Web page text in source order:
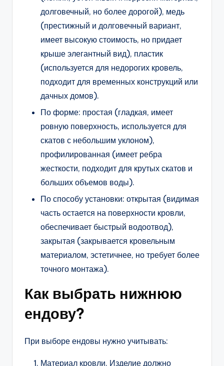
долговечный, но более дорогой), медь
(престижный и долговечный вариант,
имеет высокую стоимость, но придает
крыше элегантный вид), пластик
(используется для недорогих кровель,
подходит для временных конструкций или
дачных домов).
По форме: простая (гладкая, имеет
ровную поверхность, используется для
скатов с небольшим уклоном),
профилированная (имеет ребра
жесткости, подходит для крутых скатов и
больших объемов воды).
По способу установки: открытая (видимая
часть остается на поверхности кровли,
обеспечивает быстрый водоотвод),
закрытая (закрывается кровельным
материалом, эстетичнее, но требует более
точного монтажа).
Как выбрать нижнюю
ендову?
При выборе ендовы нужно учитывать:
Материал кровли. Изделие должно